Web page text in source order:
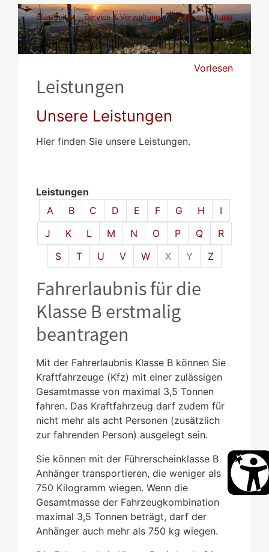
Startseite Service & Verwaltung
Stadtverwaltung
Leistungen
Vorlesen
Leistungen
Unsere Leistungen
Hier finden Sie unsere Leistungen.
Leistungen
Alphabetisches Register überspringen
A B C D E F G H
I
J
K L M N O P Q
R
S
T U V W X Y Z
Fahrerlaubnis für die
Klasse B erstmalig
beantragen
Mit der Fahrerlaubnis Klasse B können Sie
Kraftfahrzeuge (Kfz) mit einer zulässigen
Gesamtmasse von maximal 3,5 Tonnen
fahren. Das Kraftfahrzeug darf zudem für
nicht mehr als acht Personen (zusätzlich
zur fahrenden Person) ausgelegt sein.
Sie können mit der Führerscheinklasse B
Anhänger transportieren, die weniger als
750 Kilogramm wiegen. Wenn die
Gesamtmasse der Fahrzeugkombination
maximal 3,5 Tonnen beträgt, darf der
Anhänger auch mehr als 750 kg wiegen.